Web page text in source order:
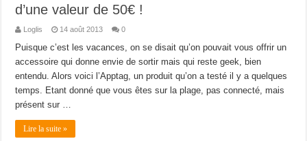
d’une valeur de 50€ !
Loglis 14 août 2013 0
Puisque c’est les vacances, on se disait qu’on pouvait vous offrir un
accessoire qui donne envie de sortir mais qui reste geek, bien
entendu. Alors voici l’Apptag, un produit qu’on a testé il y a quelques
temps. Etant donné que vous êtes sur la plage, pas connecté, mais
présent sur …
Lire la suite »